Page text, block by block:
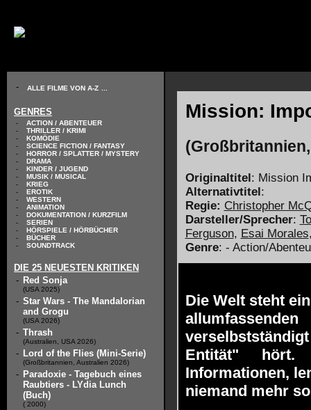
- ALLE FILME VON A-Z
GENRES
-
-
-
-
-
-
-
-
-
-
-
-
-
-
-
-
-
ACTION / ABENTEUER
THRILLER / KRIMI
KOMÖDIE
SCIENCE FICTION / FANTASY
HORROR / SPLATTER / MYSTERY
DRAMA
KINDER / JUGEND
MUSIK / MUSICAL
KRIEG
EROTIK
WESTERN
ANIMATION
DOKUMENTATION / KURZFILM
SERIEN
HÖRSPIELE / HÖRBÜCHER
BÜCHER
SOUNDTRACK
DIE 25 NEUESTEN KRITIKEN
- Red Sonja
(USA 2025)
- Star Wars - The Mandalorian
and Grogu
(USA 2026)
- Thrash
(Australien, USA 2026)
- Lord of the Flies (Mini-Serie)
(Großbritannien, Australien 2026)
- Paradoxie - Tagebuch eines
Raubtiers - LYdia Lunch
(Buch)
( 2000)
Mission:
Originaltitel : Mission
Alternativtitel :
Regie: Christopher
Darsteller/Sprecher:
Ferguson, Esai Morales
Genre: - Action/
Die Welt steht
Entität" hört.
Informationen,
niemand mehr